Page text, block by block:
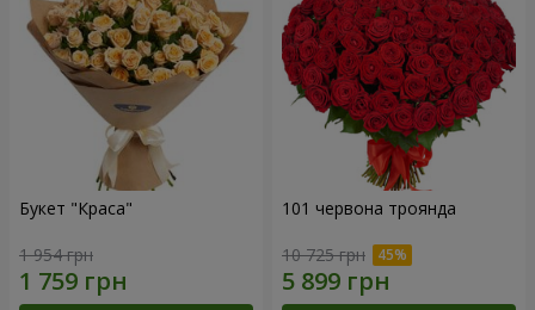
Букет "Краса"
1 954 грн
101 червона троянда
10 725 грн